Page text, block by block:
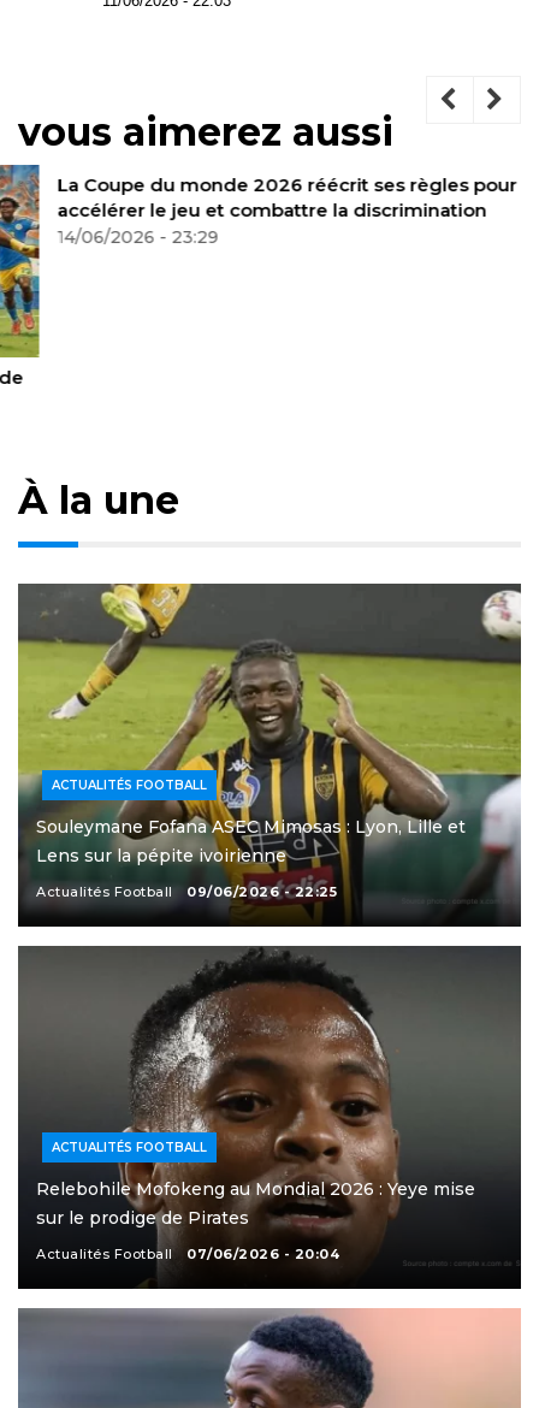
vous aimerez aussi
La Coupe du monde 2026 réécrit ses règles pour
accélérer le jeu et combattre la discrimination
14/06/2026 - 23:29
À la une
ACTUALITÉS FOOTBALL
Souleymane Fofana ASEC Mimosas : Lyon, Lille et
Lens sur la pépite ivoirienne
Actualités Football 09/06/2026 - 22:25
ACTUALITÉS FOOTBALL
Relebohile Mofokeng au Mondial 2026 : Yeye mise
sur le prodige de Pirates
Actualités Football 07/06/2026 - 20:04